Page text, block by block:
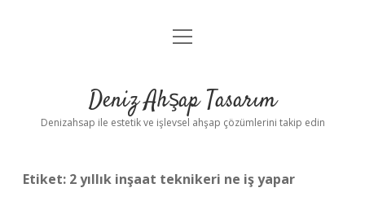
Anasayfa
Yasal Uyarı
menüyü
Deniz Ahşap Tasarım
Denizahsap ile estetik ve işlevsel ahşap çözümlerini takip edin
Etiket: 2 yıllık inşaat teknikeri ne iş yapar